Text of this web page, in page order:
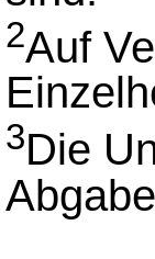
2Auf
3Die